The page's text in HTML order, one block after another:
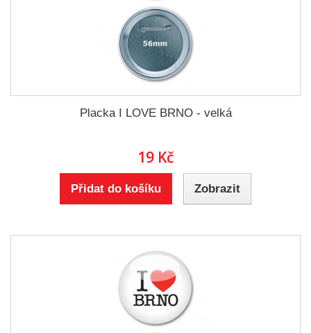
Placka I LOVE BRNO - velká
19 Kč
Přidat do košíku Zobrazit